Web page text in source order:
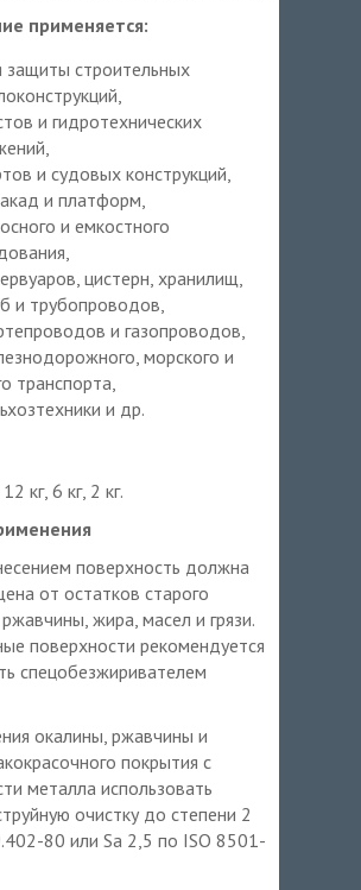
применяется:
защиты строительных
и гидротехнических
и судовых конструкций,
и платформ,
и емкостного
цистерн, хранилищ,
и трубопроводов,
и газопроводов,
морского и
транспорта,
и др.
кг, 6 кг, 2 кг.
поверхность должна
от остатков старого
жира, масел и грязи.
поверхности рекомендуется
спецобезжиривателем
окалины, ржавчины и
покрытия с
металла использовать
очистку до степени 2
80 или Sa 2,5 по ISO 8501-